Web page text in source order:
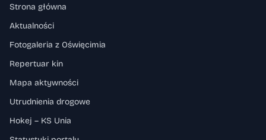
Strona główna
Aktualności
Fotogaleria z Oświęcimia
Repertuar kin
Mapa aktywności
Utrudnienia drogowe
Hokej – KS Unia